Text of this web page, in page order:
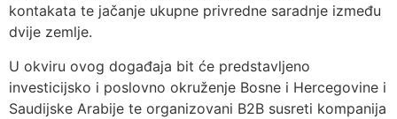
kontakata te jačanje ukupne privredne saradnje između
dvije zemlje.
U okviru ovog događaja bit će predstavljeno
investicijsko i poslovno okruženje Bosne i Hercegovine i
Saudijske Arabije te organizovani B2B susreti kompanija